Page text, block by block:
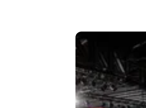
Unsere Sparten